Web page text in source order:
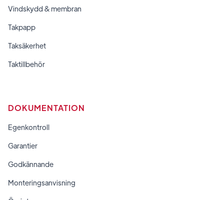
Vindskydd & membran
Takpapp
Taksäkerhet
Taktillbehör
DOKUMENTATION
Egenkontroll
Garantier
Godkännande
Monteringsanvisning